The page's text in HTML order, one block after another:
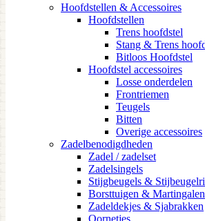
Hoofdstellen & Accessoires
Hoofdstellen
Trens hoofdstel
Stang & Trens
Bitloos Hoofdstel
Hoofdstel accessoires
Losse onderdelen
Frontriemen
Teugels
Bitten
Overige accessoires
Zadelbenodigdheden
Zadel / zadelset
Zadelsingels
Stijgbeugels &
Borsttuigen & Martingalen
Zadeldekjes & Sjabrakken
Oornetjes